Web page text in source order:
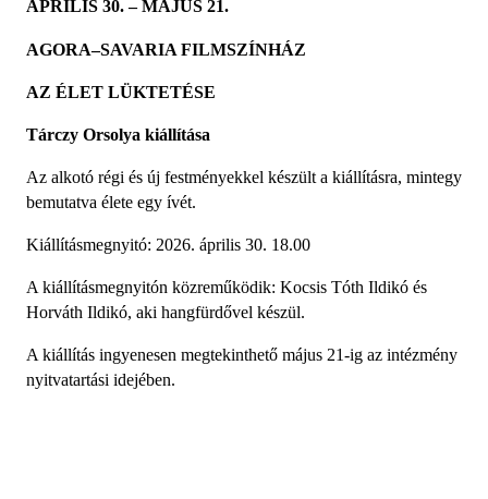
ÁPRILIS 30. – MÁJUS 21.
AGORA–SAVARIA FILMSZÍNHÁZ
AZ ÉLET LÜKTETÉSE
Tárczy Orsolya kiállítása
Az alkotó régi és új festményekkel készült a kiállításra, mintegy
bemutatva élete egy ívét.
Kiállításmegnyitó: 2026. április 30. 18.00
A kiállításmegnyitón közreműködik: Kocsis Tóth Ildikó és
Horváth Ildikó, aki hangfürdővel készül.
A kiállítás ingyenesen megtekinthető május 21-ig az intézmény
nyitvatartási idejében.